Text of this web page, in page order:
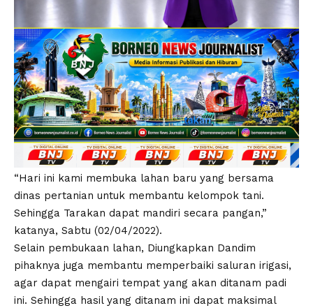
“Hari ini kami membuka lahan baru yang bersama
dinas pertanian untuk membantu kelompok tani.
Sehingga Tarakan dapat mandiri secara pangan,”
katanya, Sabtu (02/04/2022).
Selain pembukaan lahan, Diungkapkan Dandim
pihaknya juga membantu memperbaiki saluran irigasi,
agar dapat mengairi tempat yang akan ditanam padi
ini. Sehingga hasil yang ditanam ini dapat maksimal